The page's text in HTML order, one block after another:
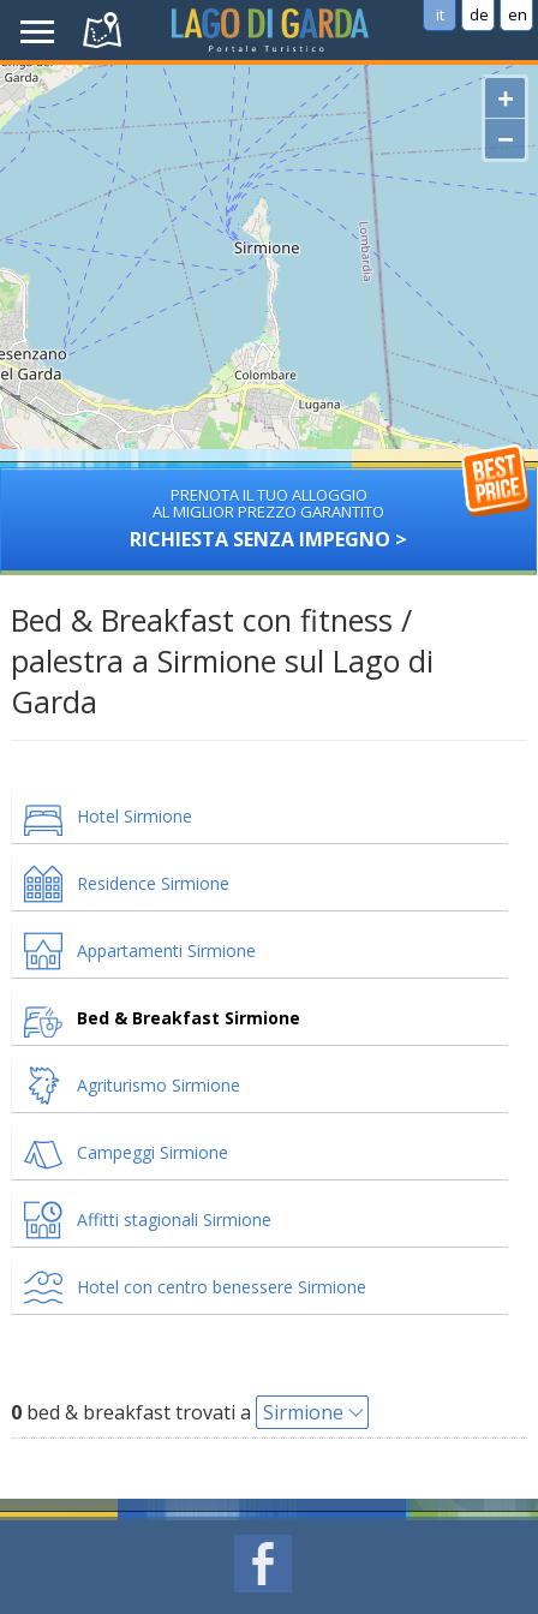
it de en
+
−
PRENOTA IL TUO ALLOGGIO
AL MIGLIOR PREZZO GARANTITO
RICHIESTA SENZA IMPEGNO >
Bed & Breakfast con fitness /
palestra a Sirmione sul Lago di
Garda
Hotel Sirmione
Residence Sirmione
Appartamenti Sirmione
Bed & Breakfast Sirmione
Agriturismo Sirmione
Campeggi Sirmione
Affitti stagionali Sirmione
Hotel con centro benessere Sirmione
0bed & breakfast trovati a Sirmione